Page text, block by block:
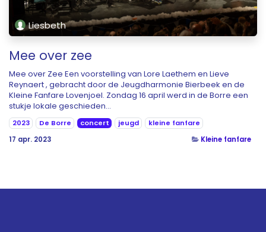
Liesbeth
Mee over zee
Mee over Zee Een voorstelling van Lore Laethem en Lieve
Reynaert , gebracht door de Jeugdharmonie Bierbeek en de
Kleine Fanfare Lovenjoel. Zondag 16 april werd in de Borre een
stukje lokale geschieden...
2023 De Borre concert jeugd
kleine fanfare
17 apr. 2023
Kleine fanfare